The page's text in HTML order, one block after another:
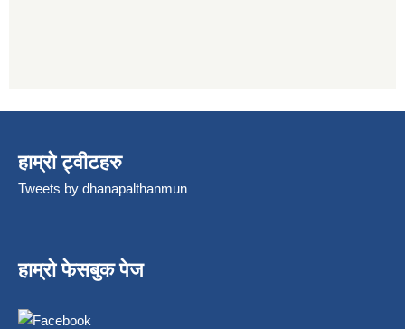
हाम्रो ट्वीटहरु
Tweets by dhanapalthanmun
हाम्रो फेसबुक पेज